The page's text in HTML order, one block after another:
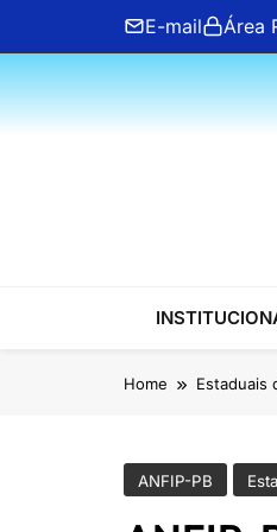
content
E-mail Área
Home Estaduais
ANFIP-PB